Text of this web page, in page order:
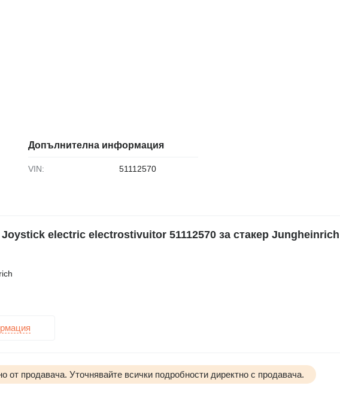
Допълнителна информация
VIN: 51112570
electric electrostivuitor 51112570 за стакер Jungheinrich
от продавача. Уточнявайте всички подробности директно с продавача.